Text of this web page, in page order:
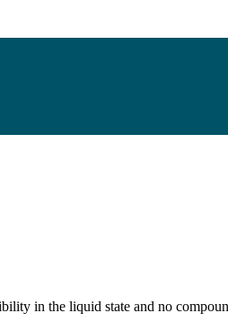
in the liquid state and no